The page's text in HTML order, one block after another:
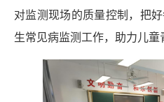
对监测现场的质量控制，把
生常见病监测工作，助力儿童